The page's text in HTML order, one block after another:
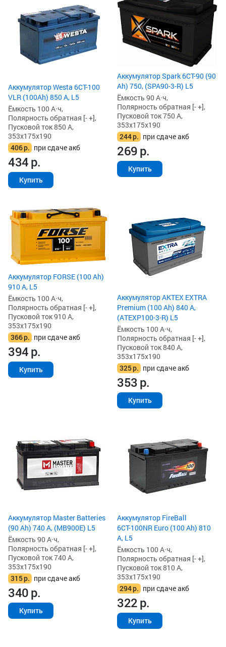
Аккумулятор Westa 6СТ-100
VLR (100Ah) 850 А, L5
Ёмкость 100 А·ч,
Полярность обратная [- +],
Пусковой ток 850 А,
353x175x190
406р. при сдаче акб
434р.
Купить
Аккумулятор Spark 6СТ-90 (90
Ah) 750, (SPA90-3-R) L5
Ёмкость 90 А·ч,
Полярность обратная [- +],
Пусковой ток 750 А,
353x175x190
244р. при сдаче акб
269р.
Купить
Аккумулятор FORSE (100 Ah)
910 А, L5
Ёмкость 100 А·ч,
Полярность обратная [- +],
Пусковой ток 910 А,
353x175x190
366р. при сдаче акб
394р.
Купить
Аккумулятор AKTEX EXTRA
Premium (100 Ah) 840 А,
(ATEXP100-3-R) L5
Ёмкость 100 А·ч,
Полярность обратная [- +],
Пусковой ток 840 А,
353x175x190
325р. при сдаче акб
353р.
Купить
Аккумулятор Master Batteries
(90 Ah) 740 А, (MB900E) L5
Ёмкость 90 А·ч,
Полярность обратная [- +],
Пусковой ток 740 А,
353x175x190
315р. при сдаче акб
340р.
Купить
Аккумулятор FireBall
6СТ-100NR Euro (100 Ah) 810
А, L5
Ёмкость 100 А·ч,
Полярность обратная [- +],
Пусковой ток 810 А,
353x175x190
294р. при сдаче акб
322р.
Купить